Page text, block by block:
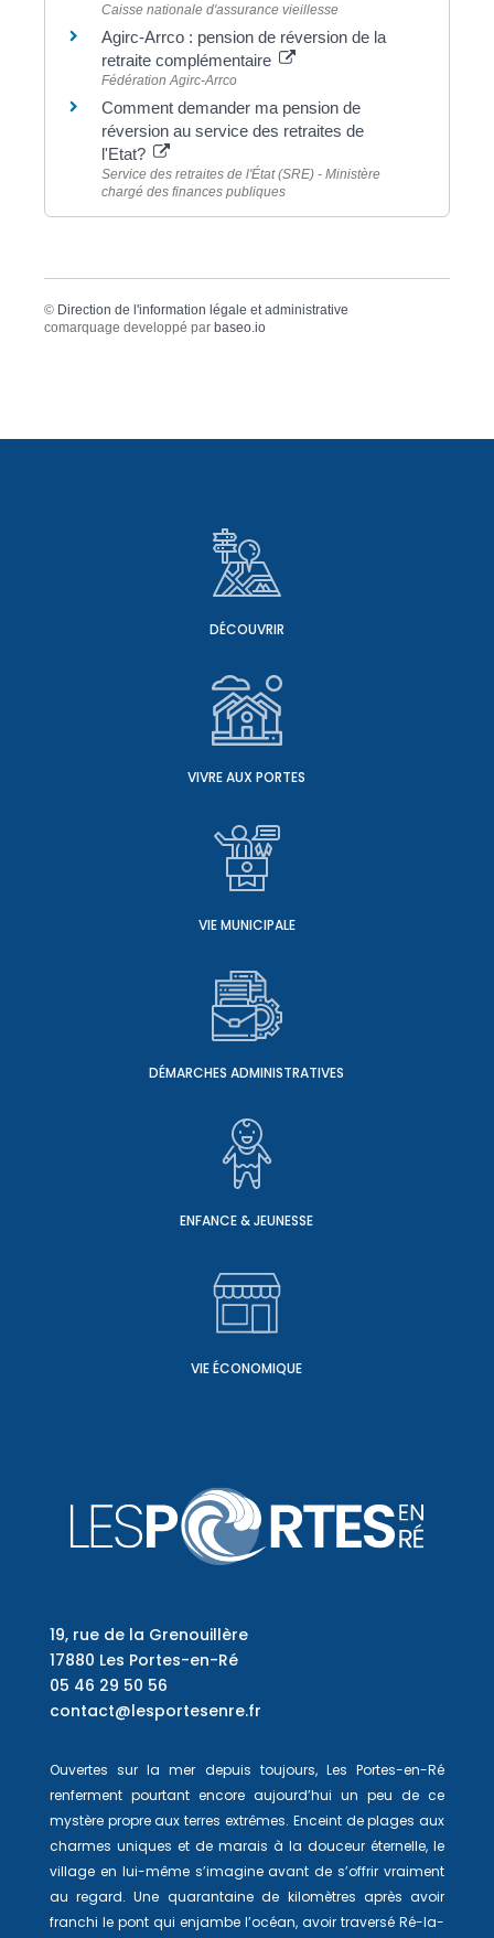
Caisse nationale d'assurance vieillesse
Agirc-Arrco : pension de réversion de la
retraite complémentaire
Fédération Agirc-Arrco
Comment demander ma pension de
réversion au service des retraites de
l'Etat?
Service des retraites de l'État (SRE) - Ministère
chargé des finances publiques
© Direction de l'information légale et administrative
comarquage developpé par baseo.io
DÉCOUVRIR
VIVRE AUX PORTES
VIE MUNICIPALE
DÉMARCHES ADMINISTRATIVES
ENFANCE & JEUNESSE
VIE ÉCONOMIQUE
19, rue de la Grenouillère
17880 Les Portes-en-Ré
05 46 29 50 56
contact@lesportesenre.fr
Ouvertes sur la mer depuis toujours, Les Portes-en-Ré
renferment pourtant encore aujourd’hui un peu de ce
mystère propre aux terres extrêmes. Enceint de plages aux
charmes uniques et de marais à la douceur éternelle, le
village en lui-même s’imagine avant de s’offrir vraiment
au regard. Une quarantaine de kilomètres après avoir
franchi le pont qui enjambe l’océan, avoir traversé Ré-la-